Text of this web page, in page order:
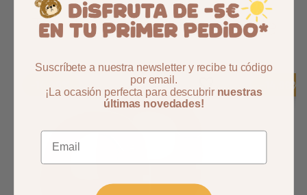
También podría interesarle
Aggiungi ai preferiti
-14,99% -14,99%
Suscríbete a nuestra newsletter y recibe tu código
por email.
¡La ocasión perfecta para descubrir nuestras
últimas novedades!